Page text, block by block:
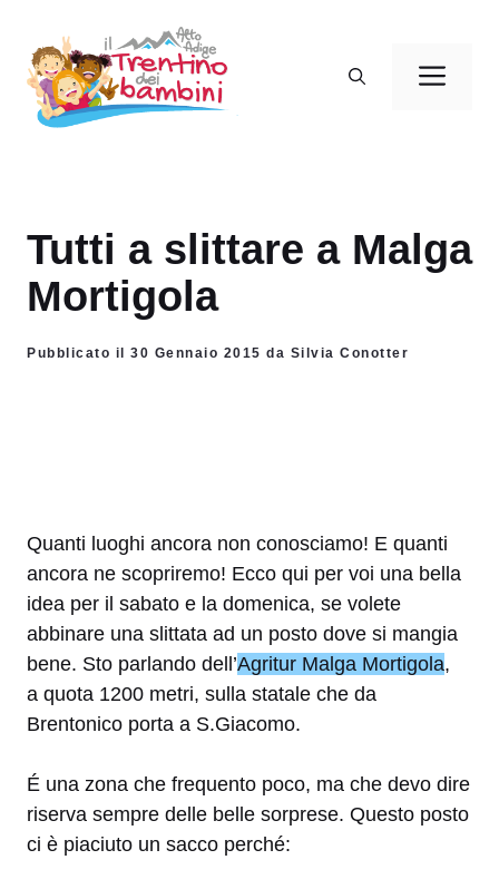
contenuto
Tutti a slittare a Malga
Mortigola
Pubblicato il 30 Gennaio 2015 da Silvia Conotter
Quanti luoghi ancora non conosciamo! E quanti
ancora ne scopriremo! Ecco qui per voi una bella
idea per il sabato e la domenica, se volete
abbinare una slittata ad un posto dove si mangia
bene. Sto parlando dell’Agritur Malga Mortigola,
a quota 1200 metri, sulla statale che da
Brentonico porta a S.Giacomo.
É una zona che frequento poco, ma che devo dire
riserva sempre delle belle sorprese. Questo posto
ci è piaciuto un sacco perché: